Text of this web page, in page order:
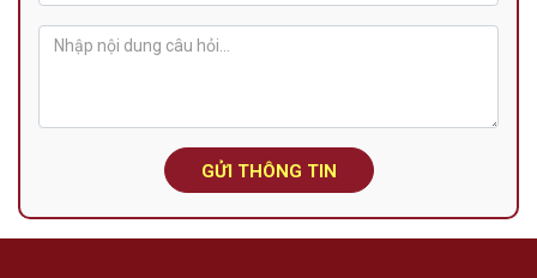
GỬI THÔNG TIN